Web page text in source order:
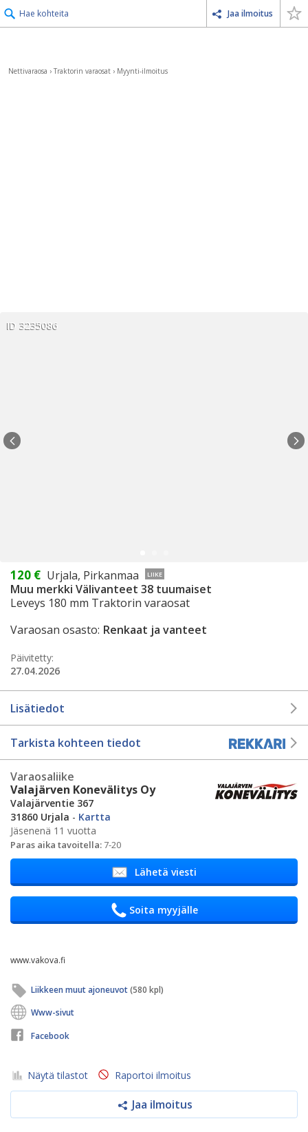
Hae kohteita Jaa ilmoitus
Nettivaraosa › Traktorin varaosat › Myynti-ilmoitus
ID 3235086
120 € Urjala, Pirkanmaa LIIKE
Muu merkki Välivanteet 38 tuumaiset
Leveys 180 mm Traktorin varaosat
Varaosan osasto: Renkaat ja vanteet
Päivitetty:
27.04.2026
Lisätiedot
Tarkista kohteen tiedot
Varaosaliike
Valajärven Konevälitys Oy
Valajärventie 367
31860 Urjala - Kartta
Jäsenenä 11 vuotta
Paras aika tavoitella:7-20
Lähetä viesti
Soita myyjälle
www.vakova.fi
Liikkeen muut ajoneuvot(580 kpl)
Www-sivut
Facebook
Näytä tilastot Raportoi ilmoitus
Jaa ilmoitus